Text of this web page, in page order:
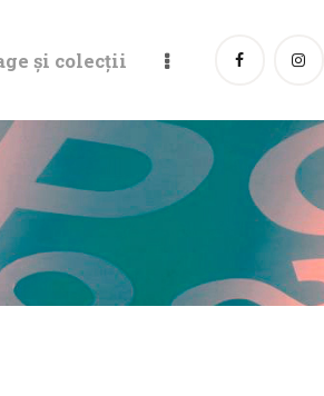
și colecții